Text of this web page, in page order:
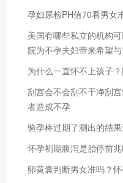
孕妇尿检PH值70看男女
美国有哪些私立的机构
院为不孕夫妇带来希望
为什么一直怀不上孩子
刮宫会不会刮不干净刮
者造成不孕
验孕棒过期了测出的结
怀孕初期腹泻是胎停前兆
卵黄囊判断男女准吗？